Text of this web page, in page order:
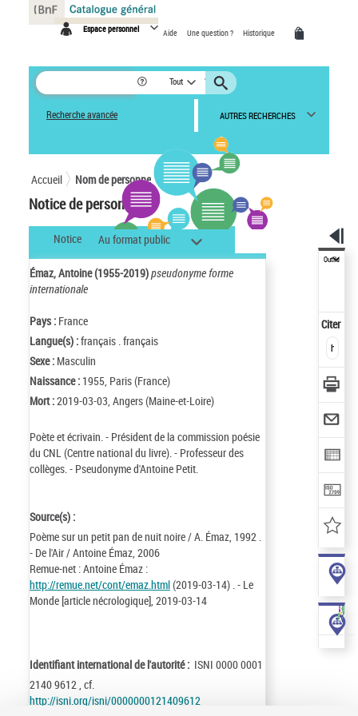
Espace personnel Aide Une question ? Historique
Tout
Recherche avancée AUTRES RECHERCHES
Accueil Nom de personne
Notice de personne
Notice Au format public
Émaz, Antoine (1955-2019)pseudonyme forme
internationale
Pays : France
Langue(s) :français . français
Sexe : Masculin
Naissance : 1955, Paris (France)
Mort :2019-03-03, Angers (Maine-et-Loire)
Poète et écrivain. - Président de la commission poésie
du CNL (Centre national du livre). - Professeur des
collèges. - Pseudonyme d'Antoine Petit.
Source(s) :
Poème sur un petit pan de nuit noire / A. Émaz, 1992 .
- De l'Air / Antoine Émaz, 2006
Remue-net : Antoine Émaz :
http://remue.net/cont/emaz.html(2019-03-14) . - Le
Monde [article nécrologique], 2019-03-14
Identifiant international de l'autorité : ISNI 0000 0001
2140 9612 , cf.
http://isni.org/isni/0000000121409612
Outils
Citer
Panneau de gestion des cookies